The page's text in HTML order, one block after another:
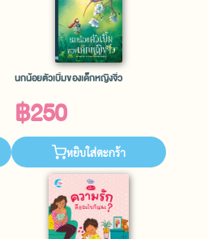
นกน้อยตัวเบิ้มของเด็กหญิงจิ๋ว
฿250
หยิบใส่ตะกร้า